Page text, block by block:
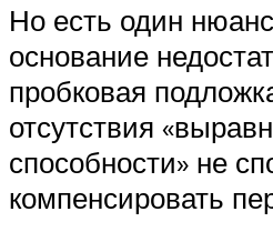
Но есть один
основание
пробковая
отсутствия
способности» не
компенсировать